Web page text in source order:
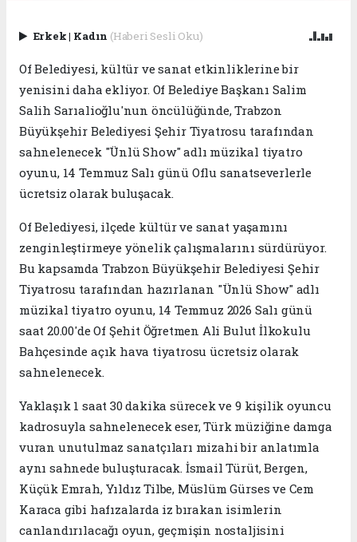
Erkek| Kadın (Haberi Sesli Oku)
Of Belediyesi, kültür ve sanat etkinliklerine bir
yenisini daha ekliyor. Of Belediye Başkanı Salim
Salih Sarıalioğlu'nun öncülüğünde, Trabzon
Büyükşehir Belediyesi Şehir Tiyatrosu tarafından
sahnelenecek "Ünlü Show" adlı müzikal tiyatro
oyunu, 14 Temmuz Salı günü Oflu sanatseverlerle
ücretsiz olarak buluşacak.
Of Belediyesi, ilçede kültür ve sanat yaşamını
zenginleştirmeye yönelik çalışmalarını sürdürüyor.
Bu kapsamda Trabzon Büyükşehir Belediyesi Şehir
Tiyatrosu tarafından hazırlanan "Ünlü Show" adlı
müzikal tiyatro oyunu, 14 Temmuz 2026 Salı günü
saat 20.00'de Of Şehit Öğretmen Ali Bulut İlkokulu
Bahçesinde açık hava tiyatrosu ücretsiz olarak
sahnelenecek.
Yaklaşık 1 saat 30 dakika sürecek ve 9 kişilik oyuncu
kadrosuyla sahnelenecek eser, Türk müziğine damga
vuran unutulmaz sanatçıları mizahi bir anlatımla
aynı sahnede buluşturacak. İsmail Türüt, Bergen,
Küçük Emrah, Yıldız Tilbe, Müslüm Gürses ve Cem
Karaca gibi hafızalarda iz bırakan isimlerin
canlandırılacağı oyun, geçmişin nostaljisini